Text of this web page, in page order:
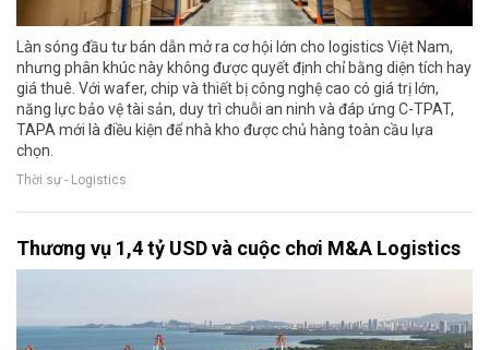
Làn sóng đầu tư bán dẫn mở ra cơ hội lớn cho logistics Việt Nam,
nhưng phân khúc này không được quyết định chỉ bằng diện tích hay
giá thuê. Với wafer, chip và thiết bị công nghệ cao có giá trị lớn,
năng lực bảo vệ tài sản, duy trì chuỗi an ninh và đáp ứng C-TPAT,
TAPA mới là điều kiện để nhà kho được chủ hàng toàn cầu lựa
chọn.
Thời sự - Logistics
Thương vụ 1,4 tỷ USD và cuộc chơi M&A Logistics